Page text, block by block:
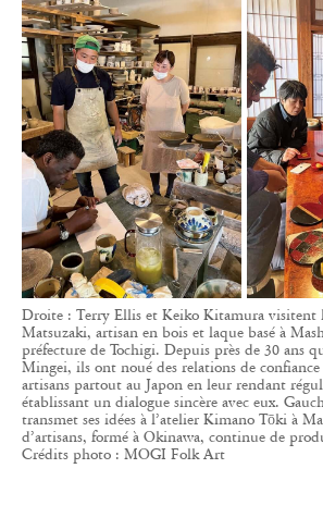
Droite : Terry Ellis et Keiko Kitamura visitent
Matsuzaki, artisan en bois et laque basé à
préfecture de Tochigi. Depuis près de 30 ans
Mingei, ils ont noué des relations de confiance
artisans partout au Japon en leur rendant
établissant un dialogue sincère avec eux.
transmet ses idées à l’atelier Kimano Tōki à
d’artisans, formé à Okinawa, continue de
Crédits photo : MOGI Folk Art